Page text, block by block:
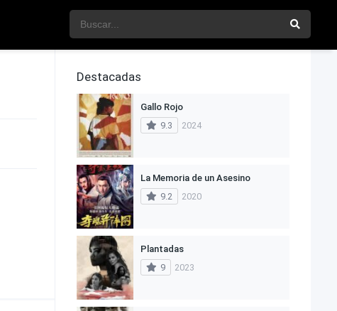
Destacadas
Gallo Rojo
9.3
2024
La Memoria de un Asesino
9.2
2020
Plantadas
9
2023